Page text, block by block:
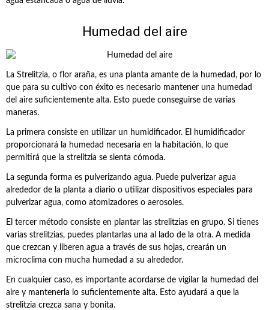
Humedad del aire
La Strelitzia, o flor araña, es una planta amante de la humedad, por lo
que para su cultivo con éxito es necesario mantener una humedad
del aire suficientemente alta. Esto puede conseguirse de varias
maneras.
La primera consiste en utilizar un humidificador. El humidificador
proporcionará la humedad necesaria en la habitación, lo que
permitirá que la strelitzia se sienta cómoda.
La segunda forma es pulverizando agua. Puede pulverizar agua
alrededor de la planta a diario o utilizar dispositivos especiales para
pulverizar agua, como atomizadores o aerosoles.
El tercer método consiste en plantar las strelitzias en grupo. Si tienes
varias strelitzias, puedes plantarlas una al lado de la otra. A medida
que crezcan y liberen agua a través de sus hojas, crearán un
microclima con mucha humedad a su alrededor.
En cualquier caso, es importante acordarse de vigilar la humedad del
aire y mantenerla lo suficientemente alta. Esto ayudará a que la
strelitzia crezca sana y bonita.